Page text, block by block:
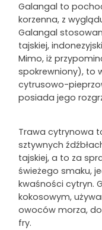
Galangal to
korzenna, z
Galangal
tajskiej,
Mimo, iż
spokrewniony), to
cytrusowo-
posiada jego
Trawa cytrynowa
sztywnych
tajskiej, a to za
świeżego smaku,
kwaśności cytryn.
kokosowym,
owoców morza,
fry.